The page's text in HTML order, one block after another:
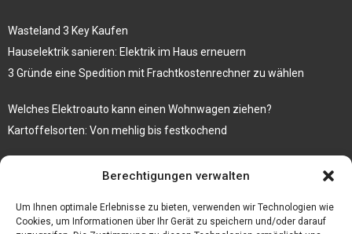
Berechtigungen verwalten
Um Ihnen optimale Erlebnisse zu bieten, verwenden wir Technologien wie
Cookies, um Informationen über Ihr Gerät zu speichern und/oder darauf
Wasteland 3 Key Kaufen
Hauselektrik sanieren: Elektrik im Haus erneuern
3 Gründe eine Spedition mit Frachtkostenrechner zu wählen
Welches Elektroauto kann einen Wohnwagen ziehen?
Kartoffelsorten: Von mehlig bis festkochend
Firma einfach und kostenlos bekannt machen mit diesen 5 Tipps